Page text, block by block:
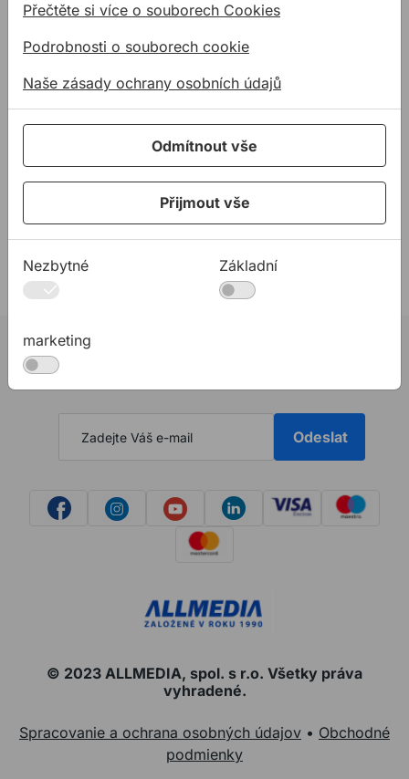
35 let ALLMEDIA
Aktuality
Partneři
Reference
AKO NAKUPOVAŤ
Proč nakupovat u nás?
Obchodní podmínky
Zásady ochrany osobních údajů
Zásady používání souborů cookie
Prohlášení o přístupnosti
Získajte prehľad o našich akciách a novinkách
Odeslat
© 2023 ALLMEDIA, spol. s r.o. Všetky práva
vyhradené.
Spracovanie a ochrana osobných údajov • Obchodné
podmienky
Přečtěte si více o souborech Cookies
Podrobnosti o souborech cookie
Naše zásady ochrany osobních údajů
Odmítnout vše
Přijmout vše
Nezbytné Základní
marketing